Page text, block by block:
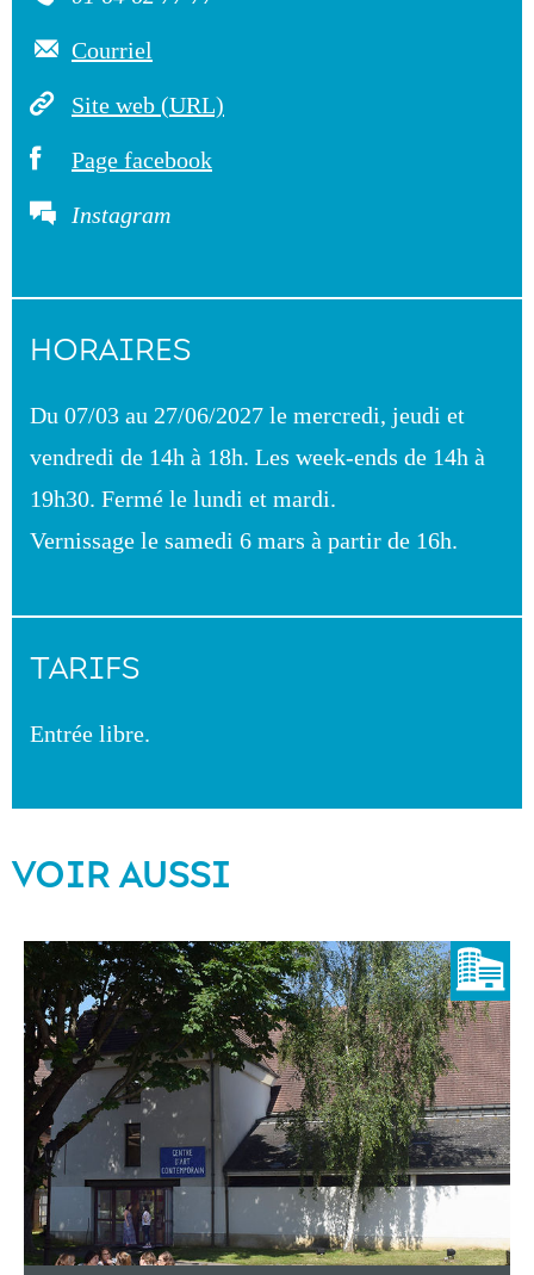
Courriel
Site web (URL)
Page facebook
Instagram
HORAIRES
Du 07/03 au 27/06/2027 le mercredi, jeudi et
vendredi de 14h à 18h. Les week-ends de 14h à
19h30. Fermé le lundi et mardi.
Vernissage le samedi 6 mars à partir de 16h.
TARIFS
Entrée libre.
VOIR AUSSI